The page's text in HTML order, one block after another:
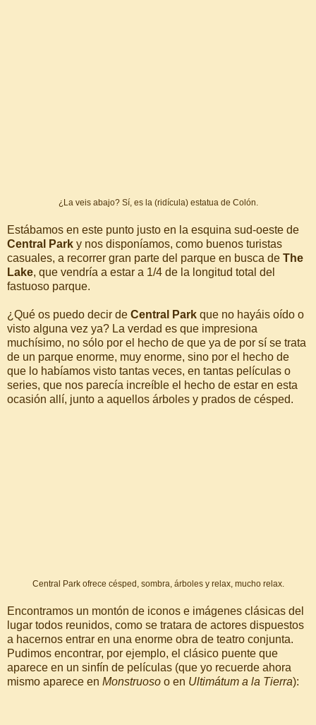
¿La veis abajo? Sí, es la (ridícula) estatua de Colón.
Estábamos en este punto justo en la esquina sud-oeste de
Central Park y nos disponíamos, como buenos turistas
casuales, a recorrer gran parte del parque en busca de The
Lake, que vendría a estar a 1/4 de la longitud total del
fastuoso parque.
¿Qué os puedo decir de Central Park que no hayáis oído o
visto alguna vez ya? La verdad es que impresiona
muchísimo, no sólo por el hecho de que ya de por sí se trata
de un parque enorme, muy enorme, sino por el hecho de
que lo habíamos visto tantas veces, en tantas películas o
series, que nos parecía increíble el hecho de estar en esta
ocasión allí, junto a aquellos árboles y prados de césped.
Central Park ofrece césped, sombra, árboles y relax, mucho relax.
Encontramos un montón de iconos e imágenes clásicas del
lugar todos reunidos, como se tratara de actores dispuestos
a hacernos entrar en una enorme obra de teatro conjunta.
Pudimos encontrar, por ejemplo, el clásico puente que
aparece en un sinfín de películas (que yo recuerde ahora
mismo aparece en Monstruoso o en Ultimátum a la Tierra):